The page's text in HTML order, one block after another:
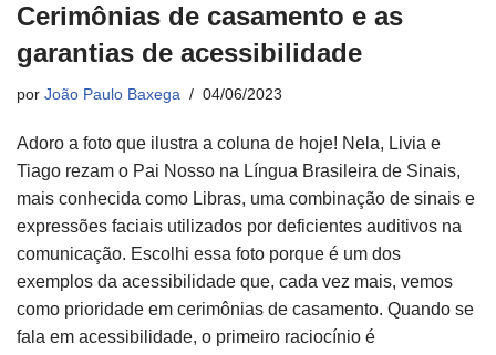
Cerimônias de casamento e as
garantias de acessibilidade
por João Paulo Baxega 04/06/2023
Adoro a foto que ilustra a coluna de hoje! Nela, Livia e
Tiago rezam o Pai Nosso na Língua Brasileira de Sinais,
mais conhecida como Libras, uma combinação de sinais e
expressões faciais utilizados por deficientes auditivos na
comunicação. Escolhi essa foto porque é um dos
exemplos da acessibilidade que, cada vez mais, vemos
como prioridade em cerimônias de casamento. Quando se
fala em acessibilidade, o primeiro raciocínio é